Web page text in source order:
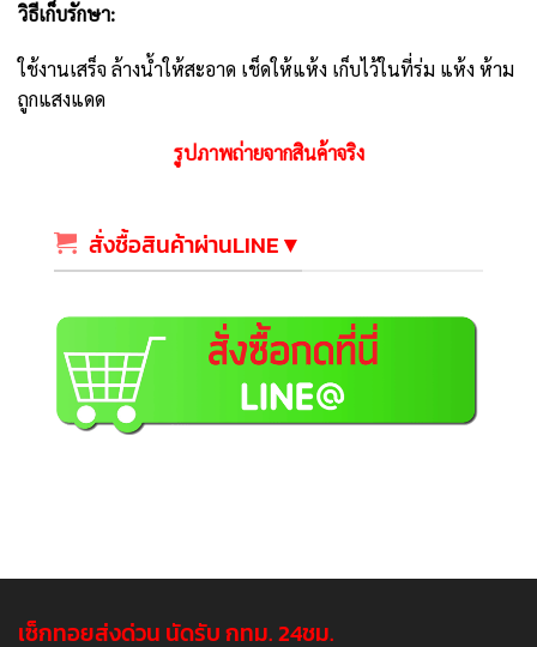
วิธีเก็บรักษา:
ใช้งานเสร็จ ล้างน้ำให้สะอาด เช็ดให้แห้ง เก็บไว้ในที่ร่ม แห้ง ห้าม
ถูกแสงแดด
รูปภาพถ่ายจากสินค้าจริง
สั่งชื้อสินค้าผ่านLINE▼
เซ็กทอยส่งด่วน นัดรับ กทม. 24ชม.